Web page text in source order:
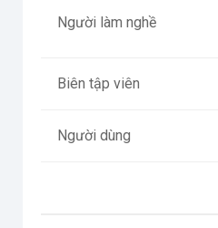
Người làm nghề
Biên tập viên
Người dùng